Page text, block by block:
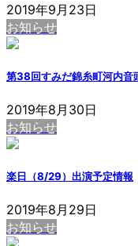
2019年9月23日
お知らせ
第38回すみだ錦糸町河内音
2019年8月30日
お知らせ
楽日（8/29）出演予定情報
2019年8月29日
お知らせ